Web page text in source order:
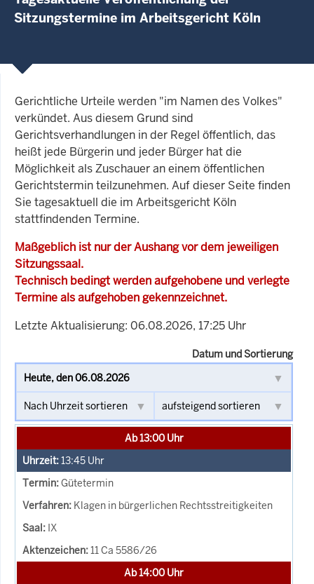
Sitzungstermine im Arbeitsgericht Köln
Gerichtliche Urteile werden "im Namen des Volkes"
verkündet. Aus diesem Grund sind
Gerichtsverhandlungen in der Regel öffentlich, das
heißt jede Bürgerin und jeder Bürger hat die
Möglichkeit als Zuschauer an einem öffentlichen
Gerichtstermin teilzunehmen. Auf dieser Seite finden
Sie tagesaktuell die im Arbeitsgericht Köln
stattfindenden Termine.
Maßgeblich ist nur der Aushang vor dem jeweiligen
Sitzungssaal.
Technisch bedingt werden aufgehobene und verlegte
Termine als aufgehoben gekennzeichnet.
Letzte Aktualisierung: 06.08.2026, 17:25 Uhr
Datum und Sortierung
Ab 13:00 Uhr
13:45 Uhr
Gütetermin
Klagen in bürgerlichen Rechtsstreitigkeiten
IX
11 Ca 5586/26
Ab 14:00 Uhr